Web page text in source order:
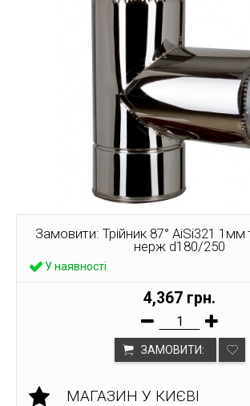
Замовити: Трійник 87° AiSi321
нерж d180/250
У наявності
4,367 грн.
ЗАМОВИТИ:
МАГАЗИН У КИЄВІ